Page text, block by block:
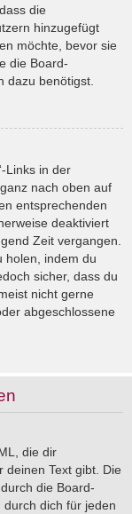
die
hinzugefügt
möchte, bevor sie
die Board-
dazu benötigst.
Links in der
nach oben auf
entsprechenden
deaktiviert
Zeit vergangen.
holen, indem du
sicher, dass du
nicht gerne
abgeschlossene
die dir
deinen Text gibt. Die
die Board-
dich für jeden